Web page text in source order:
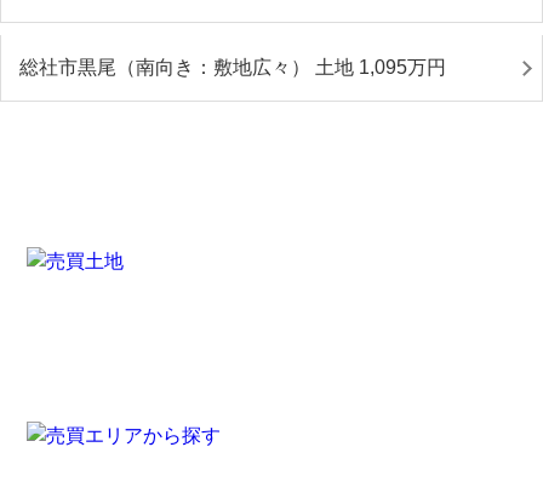
総社市黒尾（南向き：敷地広々） 土地 1,095万円